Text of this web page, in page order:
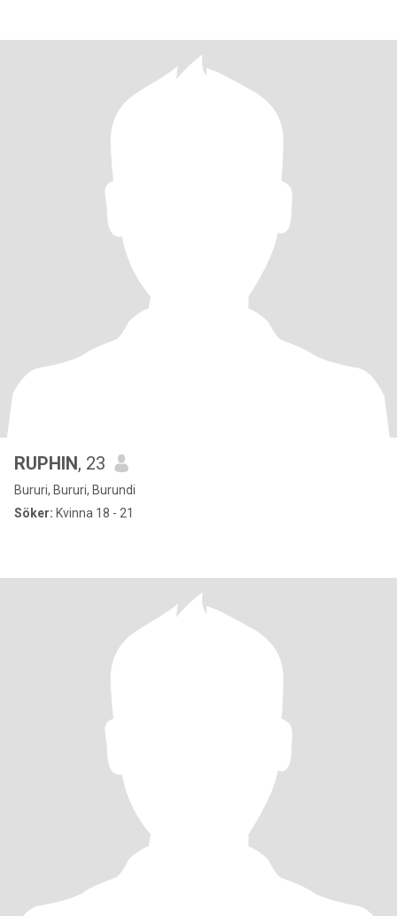
RUPHIN, 23
Bururi, Bururi, Burundi
Söker: Kvinna 18 - 21